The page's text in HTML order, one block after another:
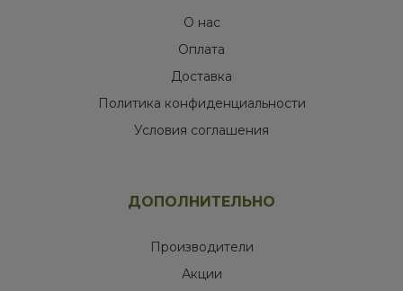
О нас
Оплата
Доставка
Политика конфиденциальности
Условия соглашения
ДОПОЛНИТЕЛЬНО
Производители
Акции